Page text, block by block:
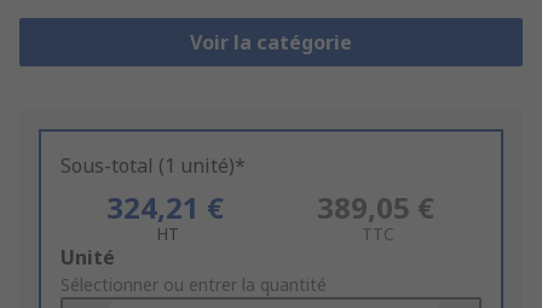
Voir la catégorie
Sous-total (1 unité)*
324,21 €
HT
389,05 €
TTC
Add
to
Unité
Sélectionner ou entrer la quantité